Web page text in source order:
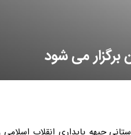
می شود
جبهه پایداری انقلاب اسلامی